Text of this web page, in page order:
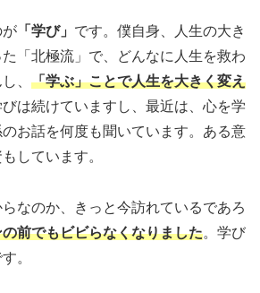
が 「学び」 です。僕自身、人生の大き
「北極流」で、どんなに人生を救わ
、 「学ぶ」ことで人生を大きく変え
びは続けていますし、最近は、心を学
お話を何度も聞いています。ある意
しています。
なのか、きっと今訪れているであろ
前でもビビらなくなりました。学び
。